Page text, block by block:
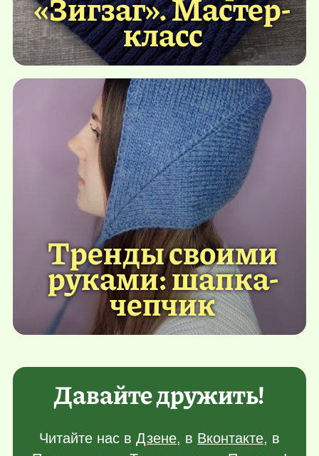
класс
Тренды своими
руками: шапка-
чепчик
Давайте дружить!
Читайте нас в Дзене, в Вконтакте, в